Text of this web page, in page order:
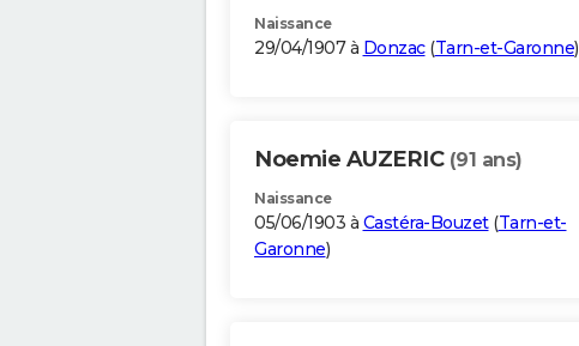
Naissance
29/04/1907 à Donzac(Tarn-et-Garonne)
Noemie AUZERIC (91 ans)
Naissance
05/06/1903 à Castéra-Bouzet(Tarn-et-
Garonne)